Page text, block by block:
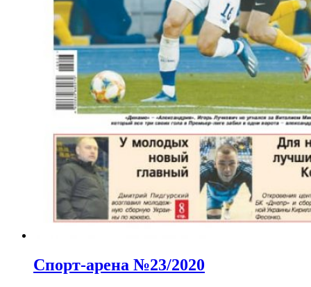
Спорт-арена №23/2020